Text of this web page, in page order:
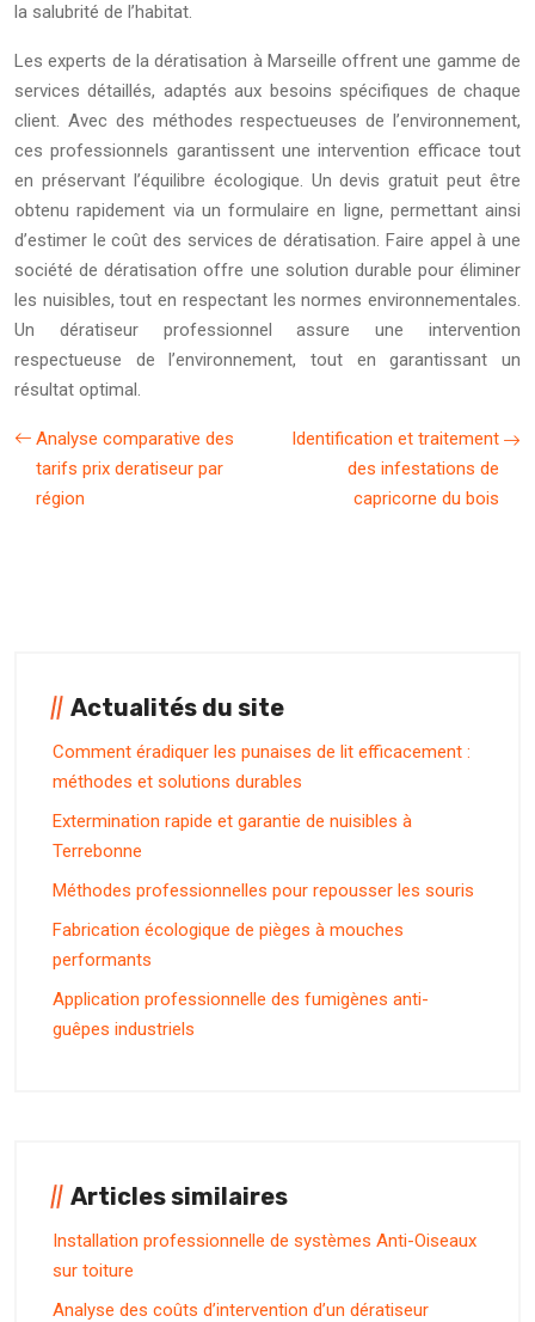
la salubrité de l’habitat.
Les experts de la dératisation à Marseille offrent une gamme de
services détaillés, adaptés aux besoins spécifiques de chaque
client. Avec des méthodes respectueuses de l’environnement,
ces professionnels garantissent une intervention efficace tout
en préservant l’équilibre écologique. Un devis gratuit peut être
obtenu rapidement via un formulaire en ligne, permettant ainsi
d’estimer le coût des services de dératisation. Faire appel à une
société de dératisation offre une solution durable pour éliminer
les nuisibles, tout en respectant les normes environnementales.
Un dératiseur professionnel assure une intervention
respectueuse de l’environnement, tout en garantissant un
résultat optimal.
Analyse comparative des
tarifs prix deratiseur par
région
Identification et traitement
des infestations de
capricorne du bois
Actualités du site
Comment éradiquer les punaises de lit efficacement :
méthodes et solutions durables
Extermination rapide et garantie de nuisibles à
Terrebonne
Méthodes professionnelles pour repousser les souris
Fabrication écologique de pièges à mouches
performants
Application professionnelle des fumigènes anti-
guêpes industriels
Articles similaires
Installation professionnelle de systèmes Anti-Oiseaux
sur toiture
Analyse des coûts d’intervention d’un dératiseur